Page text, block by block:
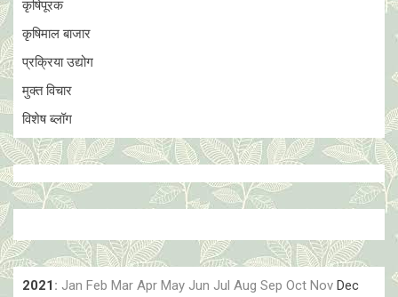
कृषिपूरक
कृषिमाल बाजार
प्रक्रिया उद्योग
मुक्त विचार
विशेष ब्लॉग
2021 : Jan Feb Mar Apr May Jun Jul Aug Sep Oct Nov Dec